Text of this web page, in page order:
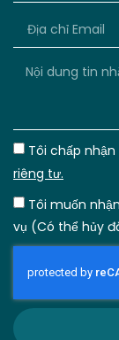
Tôi chấp nhận
riêng tư.
Tôi muốn
vụ (Có thể hủy